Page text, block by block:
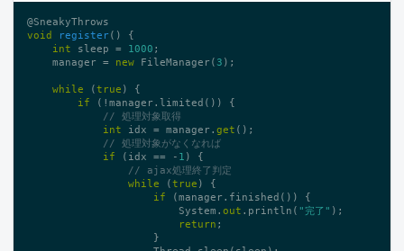
@
void
register()
{
int sleep = 1000 ;
    manager =
new FileManager(3 );
while (true ) {
if (!manager.limited()) {
// 処理対象取得
int idx = manager. get ();
// 処理対象がなくなれば
if (idx == - 1 ) {
// ajax処理終了判定
while (true ) {
if (manager.finished()) {
                        System.
out .println( "完了" );
return ;
                    }